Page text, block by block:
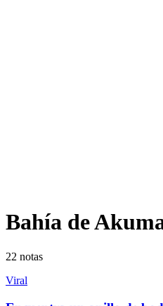
Bahía de
22 notas
Viral